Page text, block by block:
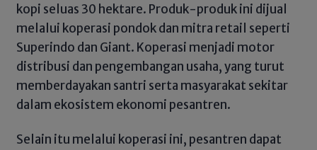
kopi seluas 30 hektare. Produk-produk ini dijual
melalui koperasi pondok dan mitra retail seperti
Superindo dan Giant. Koperasi menjadi motor
distribusi dan pengembangan usaha, yang turut
memberdayakan santri serta masyarakat sekitar
dalam ekosistem ekonomi pesantren.
Selain itu melalui koperasi ini, pesantren dapat